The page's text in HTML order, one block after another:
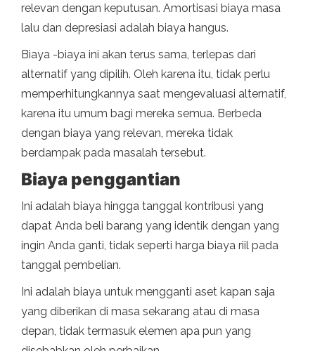
relevan dengan keputusan. Amortisasi biaya masa
lalu dan depresiasi adalah biaya hangus.
Biaya -biaya ini akan terus sama, terlepas dari
alternatif yang dipilih. Oleh karena itu, tidak perlu
memperhitungkannya saat mengevaluasi alternatif,
karena itu umum bagi mereka semua. Berbeda
dengan biaya yang relevan, mereka tidak
berdampak pada masalah tersebut.
Biaya penggantian
Ini adalah biaya hingga tanggal kontribusi yang
dapat Anda beli barang yang identik dengan yang
ingin Anda ganti, tidak seperti harga biaya riil pada
tanggal pembelian.
Ini adalah biaya untuk mengganti aset kapan saja
yang diberikan di masa sekarang atau di masa
depan, tidak termasuk elemen apa pun yang